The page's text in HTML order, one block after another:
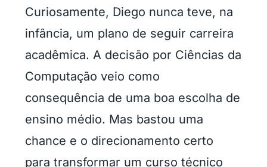
Curiosamente, Diego nunca teve, na
infância, um plano de seguir carreira
acadêmica. A decisão por Ciências da
Computação veio como
consequência de uma boa escolha de
ensino médio. Mas bastou uma
chance e o direcionamento certo
para transformar um curso técnico